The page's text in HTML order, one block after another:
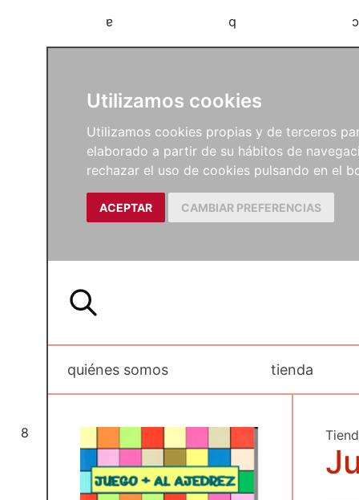
Utilizamos cookies
Utilizamos cookies propias y de terceros
elaborado a partir de su hábitos de
rechazar el uso de cookies pulsando en el
ACEPTAR CAMBIAR PREFERENCIAS
a b c
8
quiénes somos tienda